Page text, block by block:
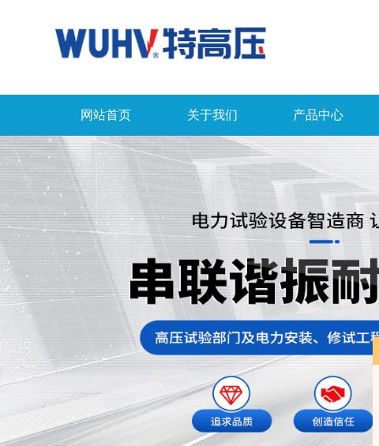
网站首页 关于我们 产品中心